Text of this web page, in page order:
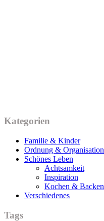
Kategorien
Familie & Kinder
Ordnung & Organisation
Schönes Leben
Achtsamkeit
Inspiration
Kochen & Backen
Verschiedenes
Tags